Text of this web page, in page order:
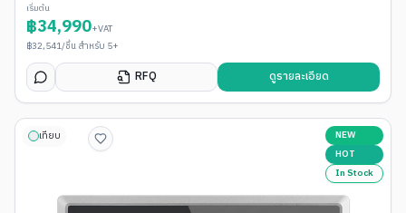
เริ่มต้น
฿34,990+VAT
฿32,541/ชิ้น สำหรับ 5+
RFQ ดูรายละเอียด
เทียบ
NEW
HOT
In Stock